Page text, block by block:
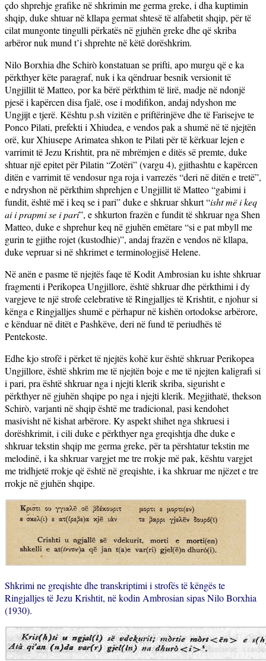
çdo shprehje grafike në shkrimin me germa greke, i dha kuptimin
shqip, duke shtuar në kllapa germat shtesë të alfabetit shqip, për të
cilat mungonte tingulli përkatës në gjuhën greke dhe që skriba
arbëror nuk mund t’i shprehte në këtë dorëshkrim.
Nilo Borxhia dhe Schirò konstatuan se prifti, apo murgu që e ka
përkthyer këte paragraf, nuk i ka qëndruar besnik versionit të
Ungjillit të Matteo, por ka bërë përkthim të lirë, madje në ndonjë
pjesë i kapërcen disa fjalë, ose i modifikon, andaj ndyshon me
Ungjijt e tjerë. Kështu p.sh vizitën e priftërinjëve dhe të Farisejve te
Ponco Pilati, prefekti i Xhiudea, e vendos pak a shumë në të njejtën
orë, kur Xhiusepe Arimatea shkon te Pilati për të kërkuar lejen e
varrimit të Jezu Krishtit, pra në mbrëmjen e ditës së premte, duke
shtuar një epitet për Pilatin “Zotëri” (vargu 4), gjithashtu e kapërcen
ditën e varrimit të vendosur nga roja i varrezës “deri në ditën e tretë”,
e ndryshon në përkthim shprehjen e Ungjillit të Matteo “gabimi i
fundit, është më i keq se i pari” duke e shkruar shkurt “ishtmë i keq
ai i prapmi se i pari”, e shkurton frazën e fundit të shkruar nga Shen
Matteo, duke e shprehur keq në gjuhën emëtare “si e pat mbyll me
gurin te gjithe rojet (kustodhie)”, andaj frazën e vendos në kllapa,
duke vepruar si në shkrimet e terminologjisë Helene.
Në anën e pasme të njejtës faqe të Kodit Ambrosian ku ishte shkruar
fragmenti i Perikopea Ungjillore, është shkruar dhe përkthimi i dy
vargjeve te një strofe celebrative të Ringjalljes të Krishtit, e njohur si
kënga e Ringjalljes shumë e përhapur në kishën ortodokse arbërore,
e kënduar në ditët e Pashkëve, deri në fund të periudhës të
Pentekoste.
Edhe kjo strofë i përket të njejtës kohë kur është shkruar Perikopea
Ungjillore, është shkrim me të njejtën boje e me të njejten kaligrafi si
i pari, pra është shkruar nga i njejti klerik skriba, sigurisht e
përkthyer në gjuhën shqipe po nga i njejti klerik. Megjithatë, thekson
Schirò, varjanti në shqip është me tradicional, pasi kendohet
masivisht në kishat arbërore. Ky aspekt shihet nga shkruesi i
dorëshkrimit, i cili duke e përkthyer nga greqishtja dhe duke e
shkruar tekstin shqip me germa greke, për ta përshtatur tekstin me
melodinë, i ka shkruar vargjet me tre rrokje më pak, kështu vargjet
me tridhjetë rrokje që është në greqishte, i ka shkruar me njëzet e tre
rrokje në gjuhën shqipe.
Shkrimi ne greqishte dhe transkriptimi i strofës të këngës te
Ringjalljes të Jezu Krishtit, në kodin Ambrosian sipas Nilo Borxhia
(1930).